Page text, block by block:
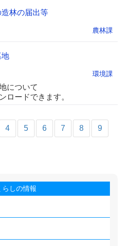
林の届出等
農林課
地
環境課
について
ロードできます。
4 5 6 7 8 9
らしの情報